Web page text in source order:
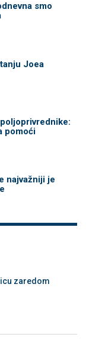
smo
Joea
pomoći
najvažniji je
zaredom